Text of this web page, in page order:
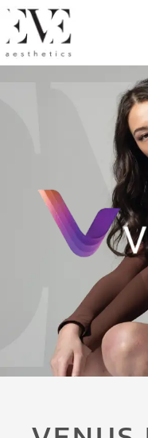
跳
内